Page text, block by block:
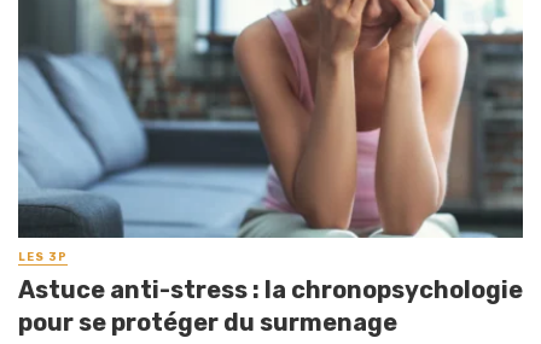
LES 3P
Astuce anti-stress : la chronopsychologie
pour se protéger du surmenage